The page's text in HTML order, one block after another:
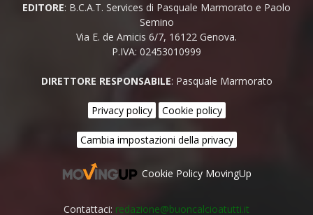
EDITORE: B.C.A.T. Services di Pasquale Marmorato e Paolo
Semino
Via E. de Amicis 6/7, 16122 Genova.
P.IVA: 02453010999
DIRETTORE RESPONSABILE: Pasquale Marmorato
Privacy policy Cookie policy
Cambia impostazioni della privacy
Cookie Policy MovingUp
Contattaci: redazione@buoncalcioatutti.it